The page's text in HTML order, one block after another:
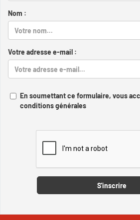
Nom :
Votre adresse e-mail :
En soumettant ce formulaire, vous
conditions générales
S'inscrire